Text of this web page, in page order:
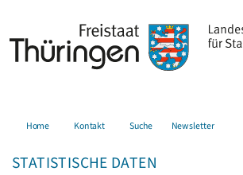
Home Kontakt Suche Newsletter
STATISTISCHE DATEN